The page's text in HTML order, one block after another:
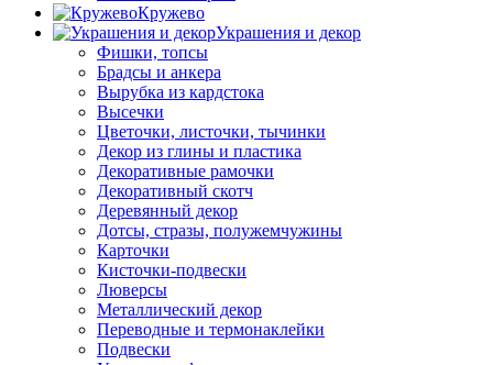
Кружево
Украшения и декор
Фишки, топсы
Брадсы и анкера
Вырубка из кардстока
Высечки
Цветочки, листочки, тычинки
Декор из глины и пластика
Декоративные рамочки
Декоративный скотч
Деревянный декор
Дотсы, стразы, полужемчужины
Карточки
Кисточки-подвески
Люверсы
Металлический декор
Переводные и термонаклейки
Подвески